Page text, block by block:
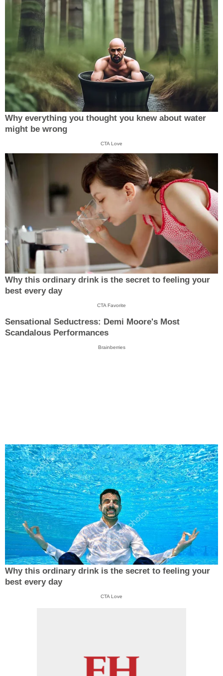
Why everything you thought you knew about water
might be wrong
CTA Love
Why this ordinary drink is the secret to feeling your
best every day
CTA Favorite
Sensational Seductress: Demi Moore's Most
Scandalous Performances
Brainberries
Why this ordinary drink is the secret to feeling your
best every day
CTA Love